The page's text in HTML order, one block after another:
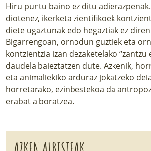
Hiru puntu baino ez ditu
diotenez, ikerketa zientifikoek
diete ugaztunak edo hegaztiak ez
Bigarrengoan, ornodun guztiek eta
kontzientzia izan dezaketelako “zantzu
daudela baieztatzen dute. Azkenik,
eta animaliekiko arduraz jokatzeko
horretarako, ezinbestekoa da
erabat alboratzea.